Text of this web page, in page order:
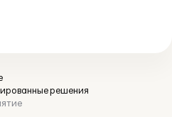
решения